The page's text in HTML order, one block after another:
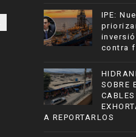
IPE:
contra
SOBRE
A REPORTARLOS